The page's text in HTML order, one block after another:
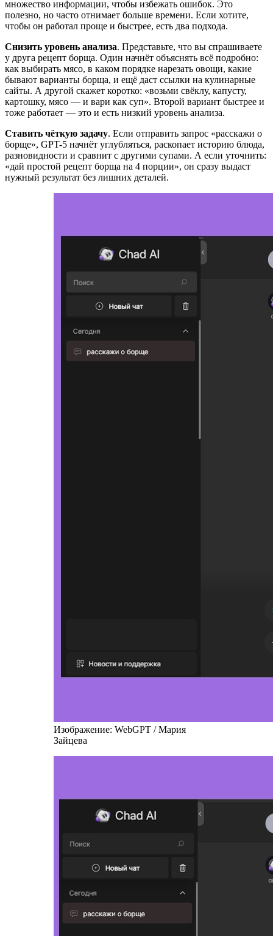
множество информации, чтобы избежать ошибок. Это
полезно, но часто отнимает больше времени. Если хотите,
чтобы он работал проще и быстрее, есть два подхода.
Снизить уровень анализа. Представьте, что вы спрашиваете
у друга рецепт борща. Один начнёт объяснять всё подробно:
как выбирать мясо, в каком порядке нарезать овощи, какие
бывают варианты борща, и ещё даст ссылки на кулинарные
сайты. А другой скажет коротко: «возьми свёклу, капусту,
картошку, мясо — и вари как суп». Второй вариант быстрее и
тоже работает — это и есть низкий уровень анализа.
Ставить чёткую задачу. Если отправить запрос «расскажи о
борще», GPT-5 начнёт углубляться, раскопает историю блюда,
разновидности и сравнит с другими супами. А если уточнить:
«дай простой рецепт борща на 4 порции», он сразу выдаст
нужный результат без лишних деталей.
Изображение: WebGPT / Мария
Зайцева